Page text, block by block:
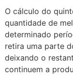
O cálculo do
quantidade de
determinado
retira uma parte
deixando o
continuem a